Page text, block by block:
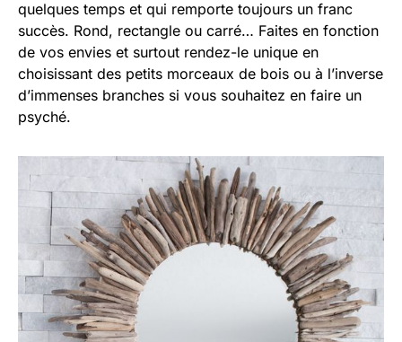
quelques temps et qui remporte toujours un franc
succès. Rond, rectangle ou carré… Faites en fonction
de vos envies et surtout rendez-le unique en
choisissant des petits morceaux de bois ou à l’inverse
d’immenses branches si vous souhaitez en faire un
psyché.